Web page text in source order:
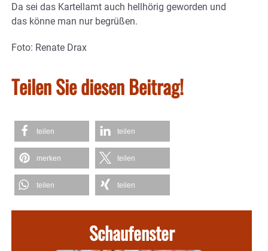
Da sei das Kartellamt auch hellhörig geworden und
das könne man nur begrüßen.
Foto: Renate Drax
Teilen Sie diesen Beitrag!
teilen teilen
merken teilen
teilen teilen
Schaufenster